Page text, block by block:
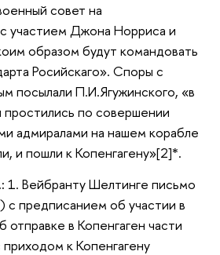
совет на
участием Джона Норриса и
образом будут командовать
Росийскаго». Споры с
посылали П.И.Ягужинского, «в
по совершении
адмиралами на нашем корабле
и пошли к Копенгагену»[2]*.
1. Вейбранту Шелтинге письмо
с предписанием об участии в
отправке в Копенгаген части
к Копенгагену